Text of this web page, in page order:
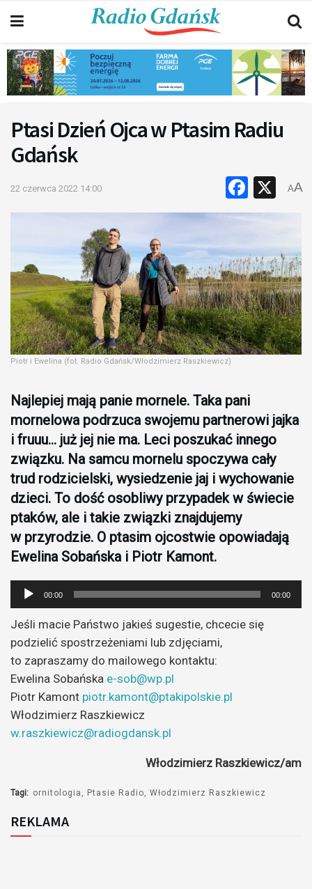
Ptasi Dzień Ojca w Ptasim Radiu
Gdańsk
22 czerwca 2022 14:00 X
AA
Piotr i Ewelina (fot. Radio Gdańsk/Włodzimierz Raszkiewicz)
Najlepiej mają panie mornele. Taka pani
mornelowa podrzuca swojemu partnerowi jajka
i fruuu… już jej nie ma. Leci poszukać innego
związku. Na samcu mornelu spoczywa cały
trud rodzicielski, wysiedzenie jaj i wychowanie
dzieci. To dość osobliwy przypadek w świecie
ptaków, ale i takie związki znajdujemy
w przyrodzie. O ptasim ojcostwie opowiadają
Ewelina Sobańska i Piotr Kamont.
Odtwarzacz
plików
dźwiękowych
00:00 00:00
Jeśli macie Państwo jakieś sugestie, chcecie się
podzielić spostrzeżeniami lub zdjęciami,
to zapraszamy do mailowego kontaktu:
Ewelina Sobańska e-sob@wp.pl
Piotr Kamont piotr.kamont@ptakipolskie.pl
Włodzimierz Raszkiewicz
w.raszkiewicz@radiogdansk.pl
Włodzimierz Raszkiewicz/am
Tagi: ornitologia Ptasie Radio Włodzimierz Raszkiewicz
REKLAMA